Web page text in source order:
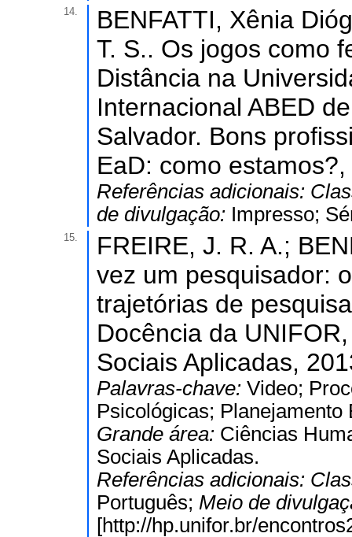
14.
BENFATTI, Xênia
T. S.. Os jogos como
Distância na
Internacional ABED
Salvador. Bons
EaD: como
Referências adicionais:
de divulgação: Impresso;
15.
FREIRE, J. R. A.;
vez um pesquisador:
trajetórias de
Docência da
Sociais Aplicadas,
Palavras-chave: Video;
Psicológicas; Planejamento
Grande área: Ciências
Sociais Aplicadas.
Referências adicionais:
Português; Meio de
[http://hp.unifor.br/